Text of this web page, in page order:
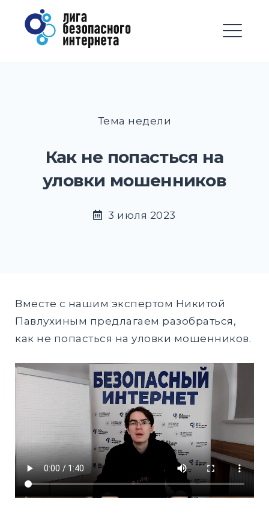
Перейти
содержимому
Лига безопасного
Интернета
EXPAND
Найти:
ПОИСК
Тема недели
Как не попасться на
уловки мошенников
3 июля 2023
Вместе с нашим экспертом Никитой
Павлухиным предлагаем разобраться,
как не попасться на уловки мошенников.